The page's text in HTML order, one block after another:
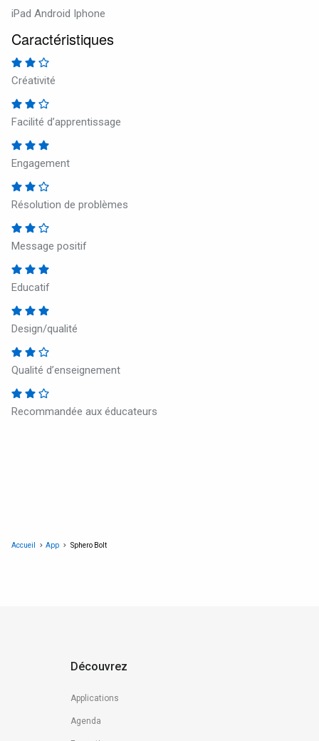
iPad Android Iphone
Caractéristiques
Créativité
Facilité d’apprentissage
Engagement
Résolution de problèmes
Message positif
Educatif
Design/qualité
Qualité d’enseignement
Recommandée aux éducateurs
Accueil App Sphero Bolt
Découvrez
Applications
Agenda